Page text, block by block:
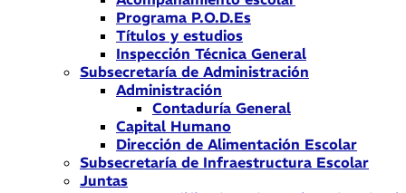
Programa P.O.D.Es
Títulos y estudios
Inspección Técnica General
Subsecretaría de Administración
Administración
Contaduría General
Capital Humano
Dirección de Alimentación Escolar
Subsecretaría de Infraestructura Escolar
Juntas